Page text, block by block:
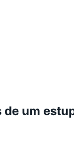
um